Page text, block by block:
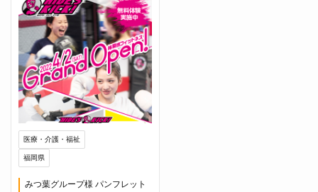
医療・介護・福祉
福岡県
みつ葉グループ様 パンフレット